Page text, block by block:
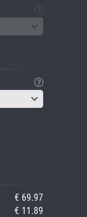
€ 69.97
€ 11.89